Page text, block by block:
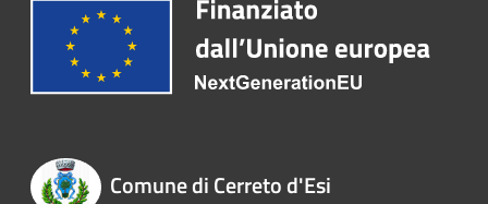
Comune di Cerreto d'Esi